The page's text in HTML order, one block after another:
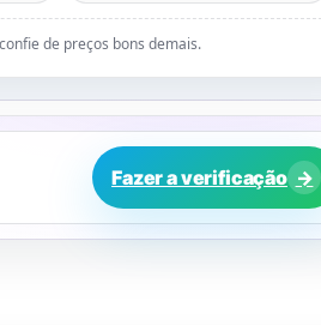
de preços bons demais.
Fazer a verificação →